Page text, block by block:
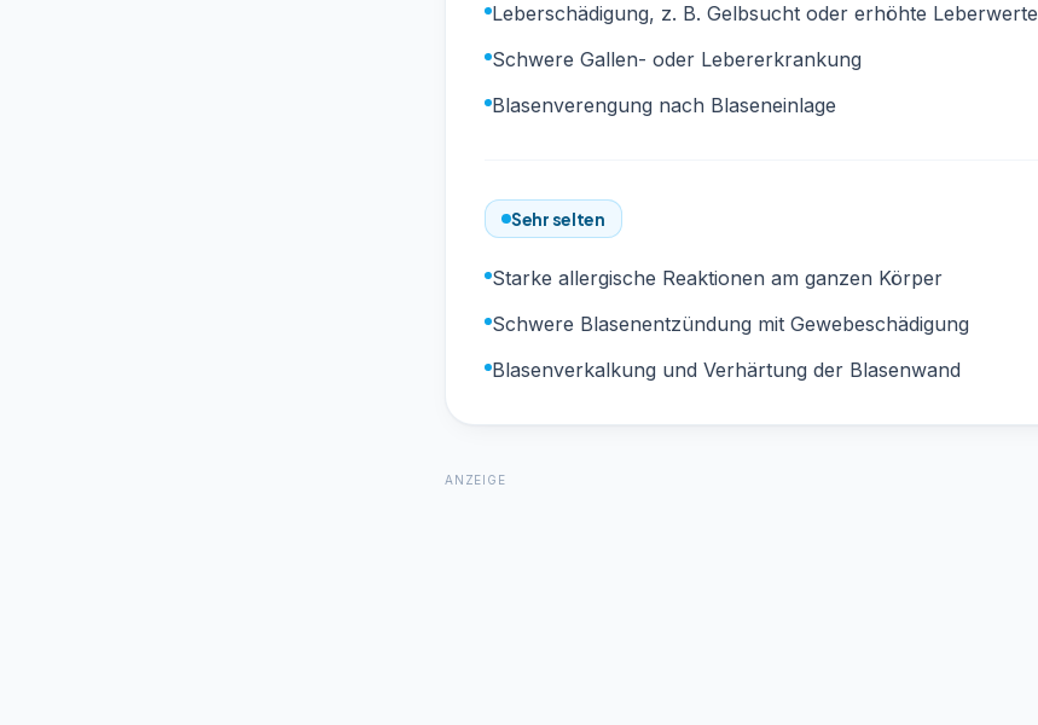
Leberschädigung, z. B. Gelbsucht oder erhöhte Leberwerte
Schwere Gallen- oder Lebererkrankung
Blasenverengung nach Blaseneinlage
Sehr selten
Starke allergische Reaktionen am ganzen Körper
Schwere Blasenentzündung mit Gewebeschädigung
Blasenverkalkung und Verhärtung der Blasenwand
ANZEIGE